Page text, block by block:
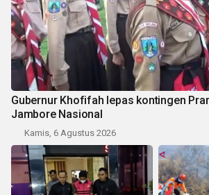
Gubernur Khofifah lepas kontingen
Jambore Nasional
Kamis, 6 Agustus 2026